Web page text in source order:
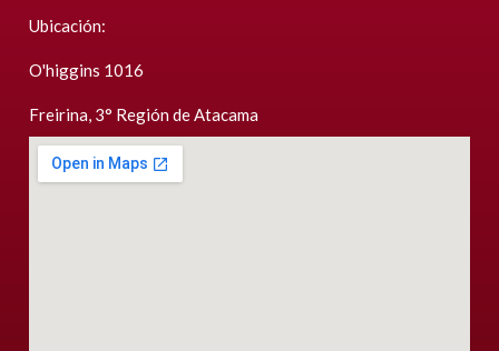
Ubicación:
O'higgins 1016
Freirina, 3° Región de Atacama